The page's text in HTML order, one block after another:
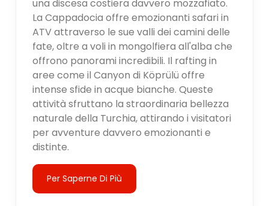
una discesa costiera davvero mozzafiato.
La Cappadocia offre emozionanti safari in
ATV attraverso le sue valli dei camini delle
fate, oltre a voli in mongolfiera all'alba che
offrono panorami incredibili. Il rafting in
aree come il Canyon di Köprülü offre
intense sfide in acque bianche. Queste
attività sfruttano la straordinaria bellezza
naturale della Turchia, attirando i visitatori
per avventure davvero emozionanti e
distinte.
Per Saperne Di Più